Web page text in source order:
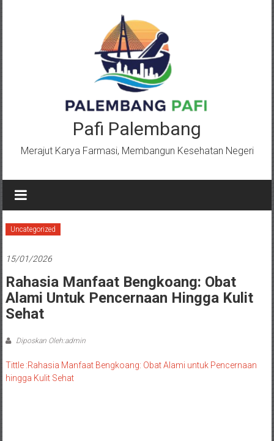
Pafi Palembang
Merajut Karya Farmasi, Membangun Kesehatan Negeri
Uncategorized
15/01/2026
Rahasia Manfaat Bengkoang: Obat
Alami Untuk Pencernaan Hingga Kulit
Sehat
Diposkan Oleh:admin
Tittle :Rahasia Manfaat Bengkoang: Obat Alami untuk Pencernaan
hingga Kulit Sehat